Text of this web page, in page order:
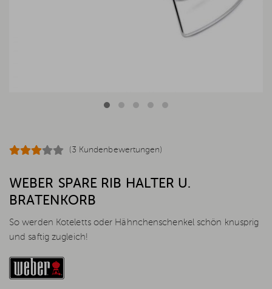
(3 Kundenbewertungen)
WEBER SPARE RIB HALTER U.
BRATENKORB
So werden Koteletts oder Hähnchenschenkel schön knusprig
und saftig zugleich!